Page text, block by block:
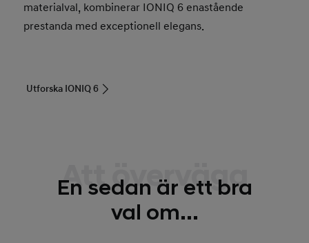
materialval, kombinerar IONIQ 6 enastående
prestanda med exceptionell elegans.
Utforska IONIQ 6
Att överväga
En sedan är ett bra
val om...